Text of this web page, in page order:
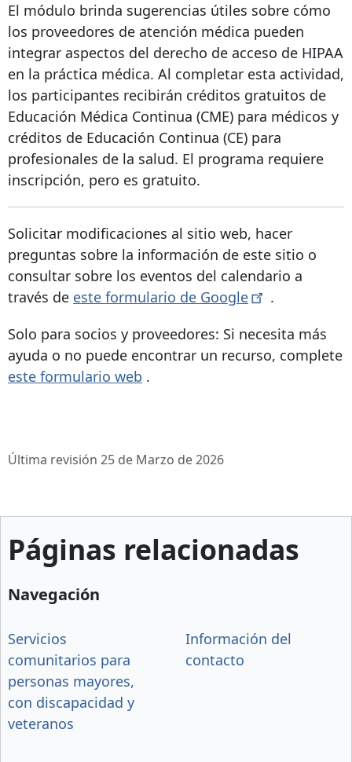
El módulo brinda sugerencias útiles sobre cómo
los proveedores de atención médica pueden
integrar aspectos del derecho de acceso de HIPAA
en la práctica médica. Al completar esta actividad,
los participantes recibirán créditos gratuitos de
Educación Médica Continua (CME) para médicos y
créditos de Educación Continua (CE) para
profesionales de la salud. El programa requiere
inscripción, pero es gratuito.
Solicitar modificaciones al sitio web, hacer
preguntas sobre la información de este sitio o
consultar sobre los eventos del calendario a
través de este formulario de Google
.
Solo para socios y proveedores: Si necesita más
ayuda o no puede encontrar un recurso, complete
este formulario web .
Última revisión 25 de Marzo de 2026
Páginas relacionadas
Navegación
Servicios
comunitarios para
personas mayores,
con discapacidad y
veteranos
Información del
contacto